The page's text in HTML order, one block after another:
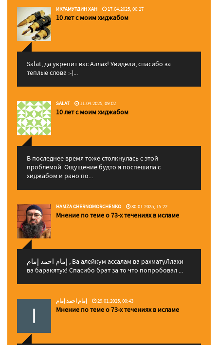
ИКРАМУТДИН ХАН 17.04.2025, 00:27
10 лет с моим хиджабом
Salat, да укрепит вас Аллаx! Увидели, спасибо за
теплые слова :-)...
SALAT 11.04.2025, 09:02
10 лет с моим хиджабом
В последнее время тоже столкнулась с этой
проблемой. Ощущение будто я поспешила с
хиджабом и рано по...
HAMZA CHERNOMORCHENKO 30.01.2025, 15:22
Мнение по теме о 73-х течениях в исламе
إمام احمد إمام , Ва алейкум ассалам ва рахматуЛлахи
ва баракятух! Спасибо брат за то что попробовал ...
إمام احمد إمام 29.01.2025, 00:43
Мнение по теме о 73-х течениях в исламе